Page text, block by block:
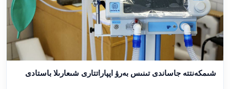
شىمكەنتتە جاساندى تىنىس بەرۋ اپپاراتتارى شىعارىلا باستادى